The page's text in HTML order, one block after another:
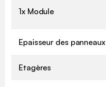
1x Module
Epaisseur des panneaux
Etagères